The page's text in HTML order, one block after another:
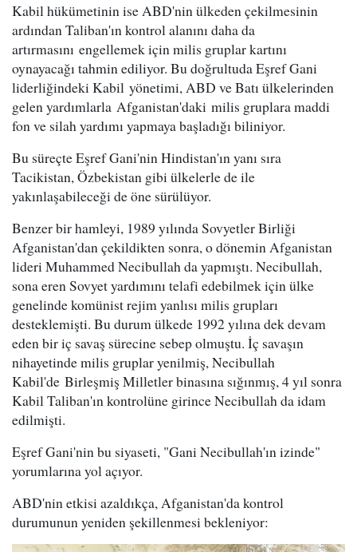
Kabil hükümetinin ise ABD'nin ülkeden çekilmesinin
ardından Taliban'ın kontrol alanını daha da
artırmasını engellemek için milis gruplar kartını
oynayacağı tahmin ediliyor. Bu doğrultuda Eşref Gani
liderliğindeki Kabil yönetimi, ABD ve Batı ülkelerinden
gelen yardımlarla Afganistan'daki milis gruplara maddi
fon ve silah yardımı yapmaya başladığı biliniyor.
Bu süreçte Eşref Gani'nin Hindistan'ın yanı sıra
Tacikistan, Özbekistan gibi ülkelerle de ile
yakınlaşabileceği de öne sürülüyor.
Benzer bir hamleyi, 1989 yılında Sovyetler Birliği
Afganistan'dan çekildikten sonra, o dönemin Afganistan
lideri Muhammed Necibullah da yapmıştı. Necibullah,
sona eren Sovyet yardımını telafi edebilmek için ülke
genelinde komünist rejim yanlısı milis grupları
desteklemişti. Bu durum ülkede 1992 yılına dek devam
eden bir iç savaş sürecine sebep olmuştu. İç savaşın
nihayetinde milis gruplar yenilmiş, Necibullah
Kabil'de Birleşmiş Milletler binasına sığınmış, 4 yıl sonra
Kabil Taliban'ın kontrolüne girince Necibullah da idam
edilmişti.
Eşref Gani'nin bu siyaseti, "Gani Necibullah'ın izinde"
yorumlarına yol açıyor.
ABD'nin etkisi azaldıkça, Afganistan'da kontrol
durumunun yeniden şekillenmesi bekleniyor: